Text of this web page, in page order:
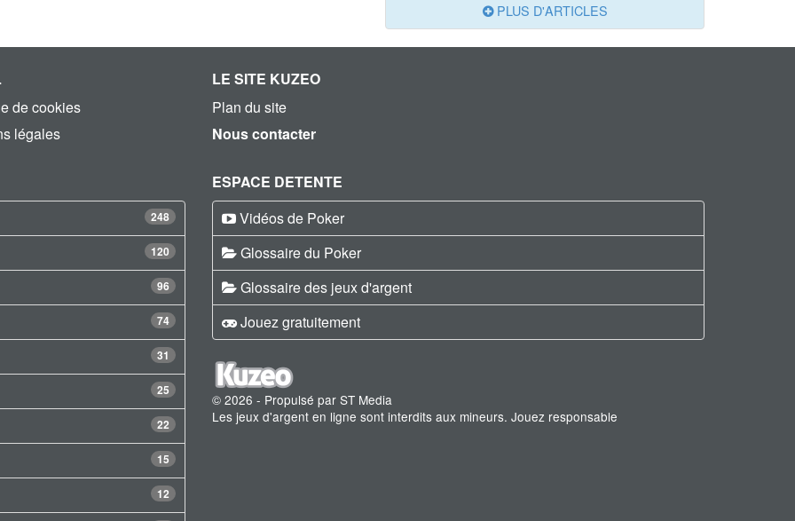
PLUS D'ARTICLES
de cookies
légales
LE SITE KUZEO
Plan du site
Nous contacter
248
120
96
74
31
25
22
15
12
ESPACE DETENTE
Vidéos de Poker
Glossaire du Poker
Glossaire des jeux d'argent
Jouez gratuitement
© 2026 - Propulsé par ST Media
Les jeux d'argent en ligne sont interdits aux mineurs. Jouez responsable